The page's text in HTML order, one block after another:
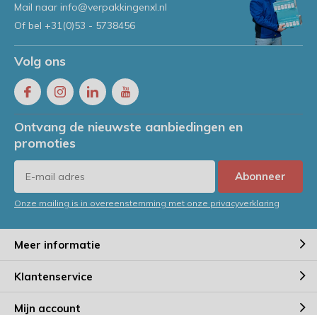
Mail naar info@verpakkingenxl.nl
Of bel +31(0)53 - 5738456
Volg ons
Ontvang de nieuwste aanbiedingen en
promoties
Abonneer
Onze mailing is in overeenstemming met onze privacyverklaring
Meer informatie
Klantenservice
Mijn account